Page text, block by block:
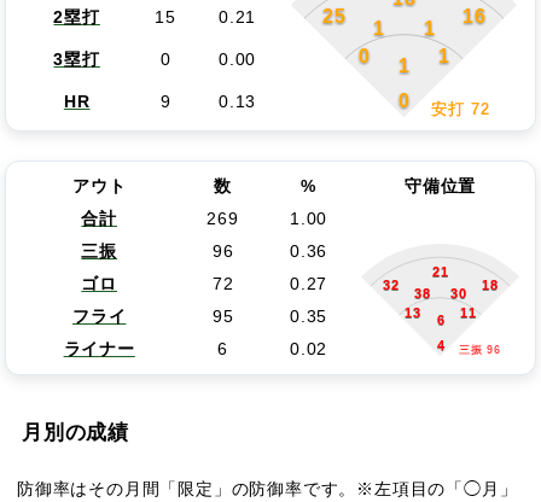
25
16
1
1
0
1
1
0
安打 72
2塁打 15 0.21
3塁打 0 0.00
HR 9 0.13
アウト 数 %
守備位置
合計
269
1.00
三振
96 0.36
32
21
18
38
30
13
11
6
4
三振 96
ゴロ 72
0.27
フライ
95
0.35
ライナー
6 0.02
月別の成績
防御率はその月間「限定」の防御率です。※左項目の「◯月」